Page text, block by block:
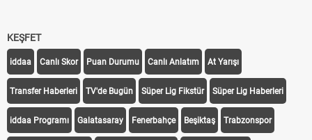
KEŞFET
iddaa Canlı Skor Puan Durumu Canlı Anlatım At Yarışı
Transfer Haberleri TV'de Bugün Süper Lig Fikstür Süper Lig Haberleri
iddaa Programı Galatasaray Fenerbahçe Beşiktaş Trabzonspor